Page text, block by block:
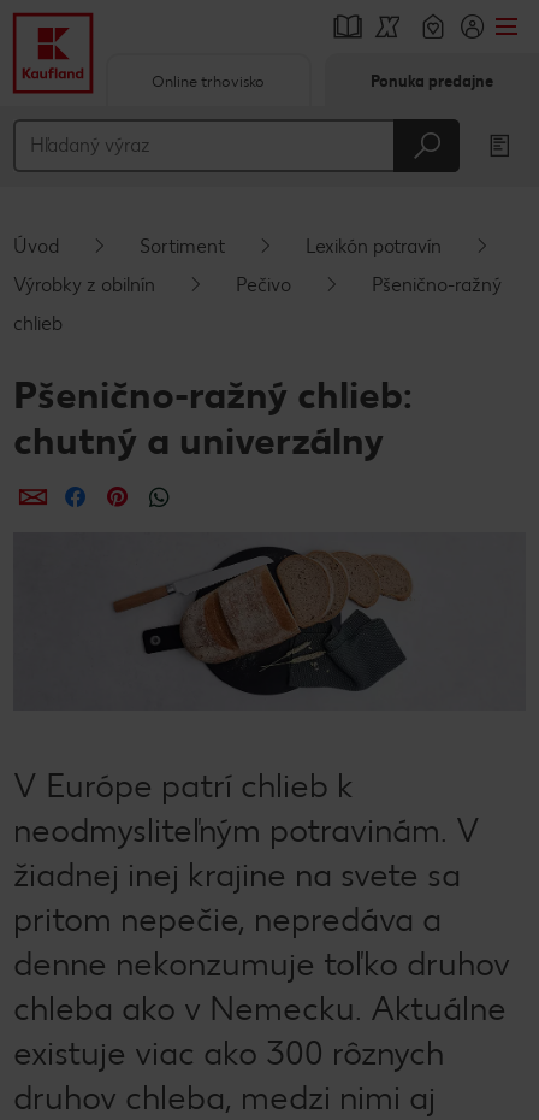
Hlavný obsah
Vyskakovací bočný panel
Online trhovisko Ponuka predajne
Úvod Sortiment
Lexikón potravín
Výrobky z obilnín
Pečivo
Pšenično-ražný
chlieb
Pšenično-ražný chlieb:
chutný a univerzálny
ZdieľaťZdieľaťZdieľať
V Európe patrí chlieb k
neodmysliteľným potravinám. V
žiadnej inej krajine na svete sa
pritom nepečie, nepredáva a
denne nekonzumuje toľko druhov
chleba ako v Nemecku. Aktuálne
existuje viac ako 300 rôznych
druhov chleba, medzi nimi aj